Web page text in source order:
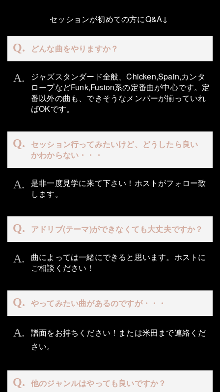
セッションが初めての方にQ&A↓
どんな曲をやりますか？
ジャズスタンダード全般、Chicken,Spain,カンタ
ロープなどFunk,Fusion系の定番曲が中心です。定
番以外の曲も、できそうなメンバーが揃っていれ
ばOKです。
セッション行ってみたいけど、どうしたら良い
かわからない・・・
是非一度見学に来て下さい！ホストがフォロー致
します。
アドリブ(テーマ)ができなくても大丈夫ですか？
曲によっては一緒にできると思います。ホストに
ご相談ください！
やってみたい曲があるのですが・・・
譜面をお持ちください！または米田まで連絡くだ
さい。
他のジャンルはやっても良いですか？